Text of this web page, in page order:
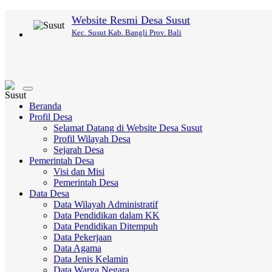
Website Resmi Desa Susut
Kec. Susut Kab. Bangli Prov. Bali
Toggle
navigation
Beranda
Profil Desa
Selamat Datang di Website Desa Susut
Profil Wilayah Desa
Sejarah Desa
Pemerintah Desa
Visi dan Misi
Pemerintah Desa
Data Desa
Data Wilayah Administratif
Data Pendidikan dalam KK
Data Pendidikan Ditempuh
Data Pekerjaan
Data Agama
Data Jenis Kelamin
Data Warga Negara